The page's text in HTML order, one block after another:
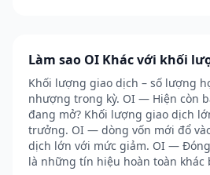
Làm sao OI Khác với khối
Khối lượng giao dịch – số lượng
nhượng trong kỳ. OI — Hiện còn
đang mở? Khối lượng giao dịch
trưởng. OI — dòng vốn mới đổ
dịch lớn với mức giảm. OI —
là những tín hiệu hoàn toàn khác